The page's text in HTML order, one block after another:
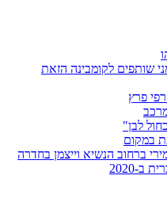
שותפים לקומבינה הזאת
פרץ
לבן"
ב-2020